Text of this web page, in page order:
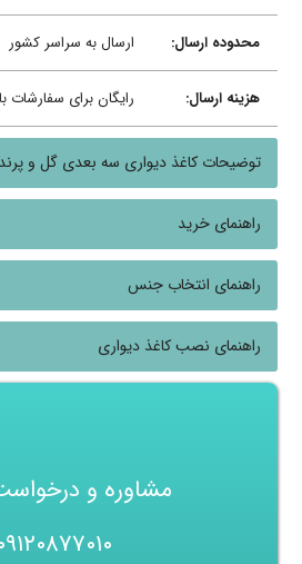
محدوده ارسال: ارسال به سراسر کشور
هزینه ارسال: رایگان برای سفارشات بالای ۶
توضیحات کاغذ دیواری سه بعدی گل و
راهنمای خرید
راهنمای انتخاب جنس
راهنمای نصب کاغذ دیواری
مشاوره و